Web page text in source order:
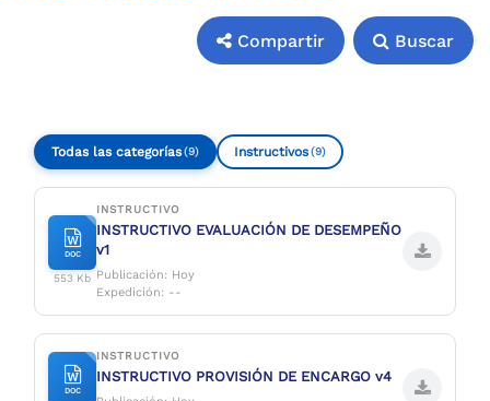
Compartir Buscar
Todas las categorías(9) Instructivos(9)
DOC
553 Kb
INSTRUCTIVO
INSTRUCTIVO EVALUACIÓN DE DESEMPEÑO
v1
Publicación: Hoy
Expedición: --
DOC
INSTRUCTIVO
INSTRUCTIVO PROVISIÓN DE ENCARGO v4